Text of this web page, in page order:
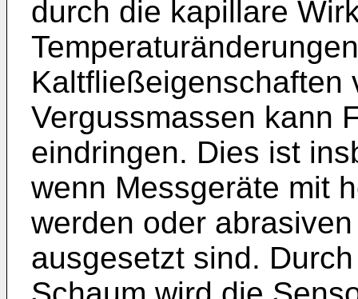
durch die kapillare
Kaltfließeigenschaften
Vergussmassen kann
eindringen. Dies ist
wenn Messgeräte mit
werden oder
ausgesetzt sind.